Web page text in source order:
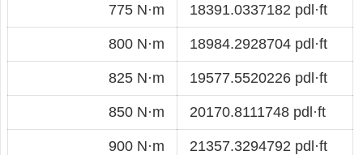
775 N·m 18391.0337182 pdl·ft
800 N·m 18984.2928704 pdl·ft
825 N·m 19577.5520226 pdl·ft
850 N·m 20170.8111748 pdl·ft
900 N·m 21357.3294792 pdl·ft